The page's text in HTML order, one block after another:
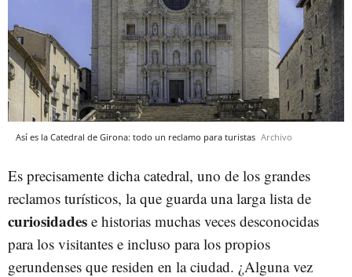
Así es la Catedral de Girona: todo un reclamo para turistas Archivo
Es precisamente dicha catedral, uno de los grandes
reclamos turísticos, la que guarda una larga lista de
curiosidades e historias muchas veces desconocidas
para los visitantes e incluso para los propios
gerundenses que residen en la ciudad. ¿Alguna vez